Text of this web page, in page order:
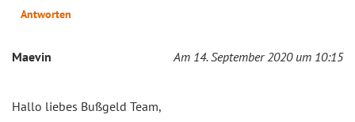
Antworten
Maevin Am 14. September 2020 um 10:15
Hallo liebes Bußgeld Team,